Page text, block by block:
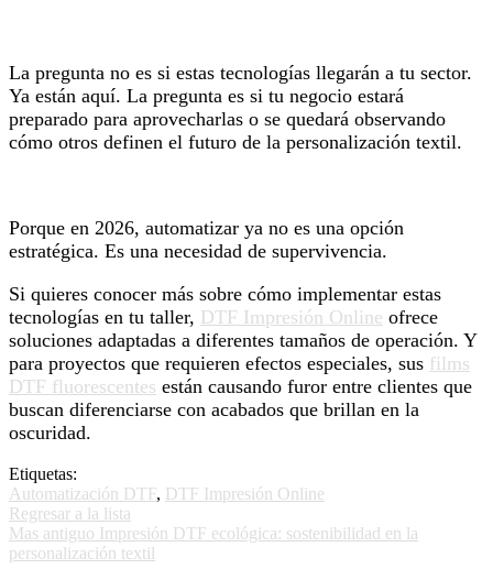
La pregunta no es si estas tecnologías llegarán a tu sector.
Ya están aquí. La pregunta es si tu negocio estará
preparado para aprovecharlas o se quedará observando
cómo otros definen el futuro de la personalización textil.
Porque en 2026, automatizar ya no es una opción
estratégica. Es una necesidad de supervivencia.
Si quieres conocer más sobre cómo implementar estas
tecnologías en tu taller, DTF Impresión Online ofrece
soluciones adaptadas a diferentes tamaños de operación. Y
para proyectos que requieren efectos especiales, sus films
DTF fluorescentes están causando furor entre clientes que
buscan diferenciarse con acabados que brillan en la
oscuridad.
Etiquetas:
Automatización DTF, DTF Impresión Online
Regresar a la lista
Mas antiguo Impresión DTF ecológica: sostenibilidad en la
personalización textil